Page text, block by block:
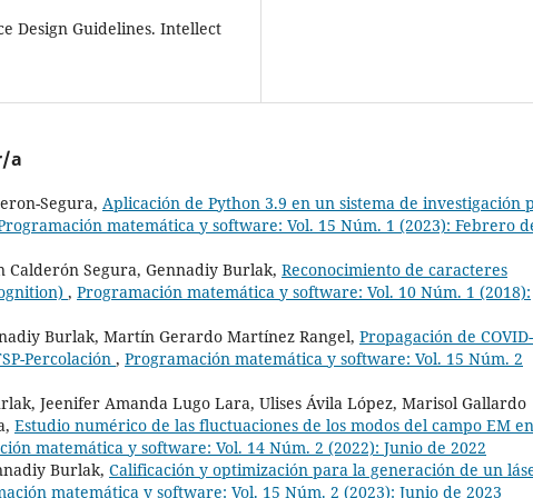
Design Guidelines. Intellect
a
Segura, Aplicación de Python 3.9 en un sistema de investigación
matemática y software: Vol. 15 Núm. 1 (2023): Febrero
Calderón Segura, Gennadiy Burlak, Reconocimiento de caracteres
, Programación matemática y software: Vol. 10 Núm. 1 (2018):
Burlak, Martín Gerardo Martínez Rangel, Propagación de
Percolación , Programación matemática y software: Vol. 15 Núm. 2
Jeenifer Amanda Lugo Lara, Ulises Ávila López, Marisol Gallardo
Estudio numérico de las fluctuaciones de los modos del campo EM
matemática y software: Vol. 14 Núm. 2 (2022): Junio de 2022
Burlak, Calificación y optimización para la generación de un
matemática y software: Vol. 15 Núm. 2 (2023): Junio de 2023